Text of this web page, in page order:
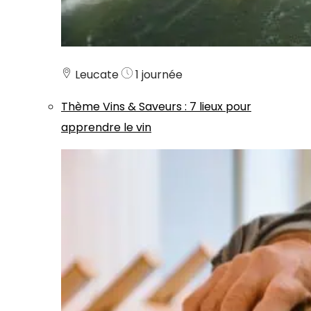
Leucate
1 journée
ThèmeVins & Saveurs: 7 lieux pour
apprendre le vin